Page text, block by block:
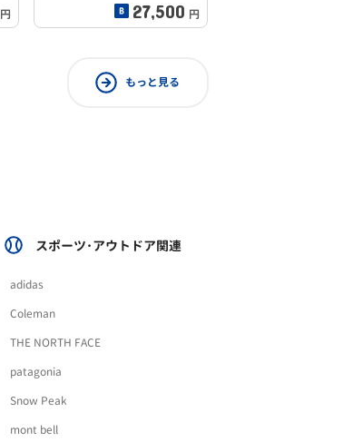
円 27,500 円
もっと見る
スポーツ･アウトドア関連
adidas
Coleman
THE NORTH FACE
patagonia
Snow Peak
mont bell